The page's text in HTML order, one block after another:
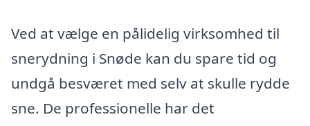
Ved at vælge en pålidelig virksomhed til
snerydning i Snøde kan du spare tid og
undgå besværet med selv at skulle rydde
sne. De professionelle har det